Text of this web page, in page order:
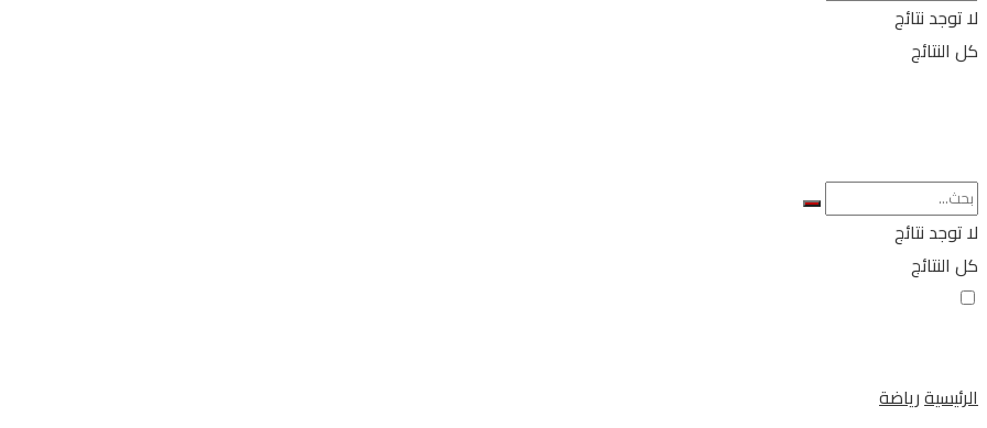
لا توجد نتائج
كل النتائج
لا توجد نتائج
كل النتائج
الرئيسيةرياضة